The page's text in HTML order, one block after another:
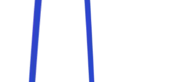
vacances à Amalfi ? Avec Parkito,
privés à Amalfi à partir de 3,00 €
jour, parfaits pour laisser la voiture
port, plage, Chiostro del Paradiso
En haute saison, les places partent